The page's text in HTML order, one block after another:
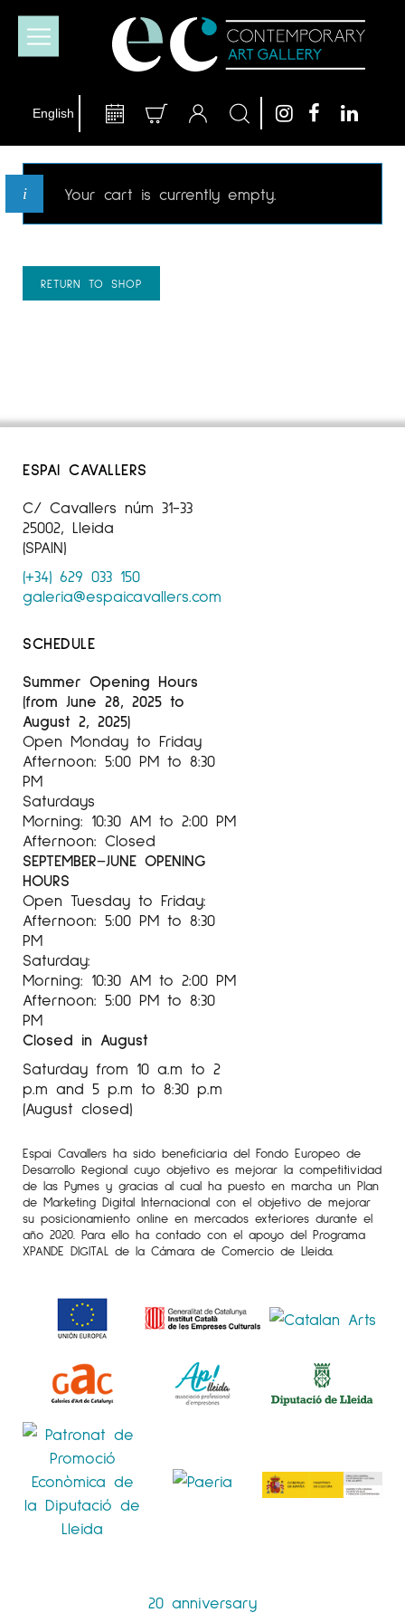
Your cart is currently empty.
RETURN TO SHOP
ESPAI CAVALLERS
C/ Cavallers núm 31-33
25002, Lleida
(SPAIN)
(+34) 629 033 150
galeria@espaicavallers.com
SCHEDULE
Summer Opening Hours
(from June 28, 2025 to
August 2, 2025)
Open Monday to Friday
Afternoon: 5:00 PM to 8:30
PM
Saturdays
Morning: 10:30 AM to 2:00 PM
Afternoon: Closed
SEPTEMBER–JUNE OPENING
HOURS
Open Tuesday to Friday:
Afternoon: 5:00 PM to 8:30
PM
Saturday:
Morning: 10:30 AM to 2:00 PM
Afternoon: 5:00 PM to 8:30
PM
Closed in August
Saturday from 10 a.m to 2
p.m and 5 p.m to 8:30 p.m
(August closed)
Espai Cavallers ha sido beneficiaria del Fondo Europeo de
Desarrollo Regional cuyo objetivo es mejorar la competitividad
de las Pymes y gracias al cual ha puesto en marcha un Plan
de Marketing Digital Internacional con el objetivo de mejorar
su posicionamiento online en mercados exteriores durante el
año 2020. Para ello ha contado con el apoyo del Programa
XPANDE DIGITAL de la Cámara de Comercio de Lleida.
20 anniversary